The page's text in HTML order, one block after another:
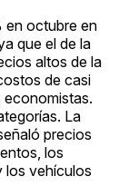
en octubre en
que el de la
altos de la
de casi
economistas.
La
precios
los
los vehículos